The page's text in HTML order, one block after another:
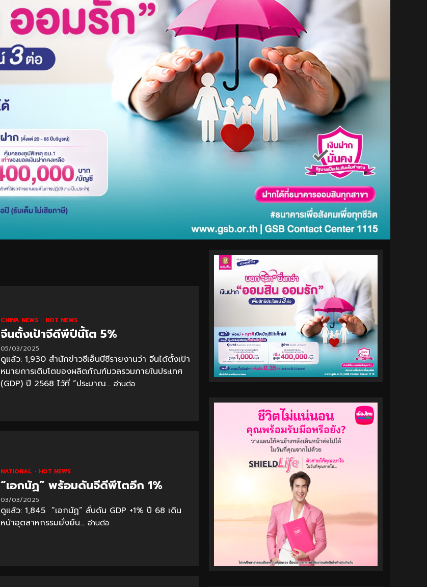
CHINA NEWS HOT NEWS
จีนตั้งเป้าจีดีพีปีนี้โต 5%
05/03/2025
ดูแล้ว: 1,930 สำนักข่าวซีเอ็นบีซีรายงานว่า จีนได้ตั้งเป้า
หมายการเติบโตของผลิตภัณฑ์มวลรวมภายในประเทศ
(GDP) ปี 2568 ไว้ที่ “ประมาณ... อ่านต่อ
NATIONAL HOT NEWS
“เอกนัฏ” พร้อมดันจีดีพีโตอีก 1%
03/03/2025
ดูแล้ว: 1,845 “เอกนัฏ” ลั่นดัน GDP +1% ปี 68 เดิน
หน้าอุตสาหกรรมยั่งยืน... อ่านต่อ